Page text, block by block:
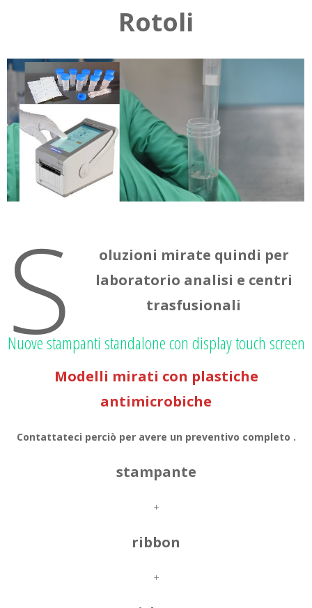
Rotoli
S
oluzioni mirate quindi per
laboratorio analisi e centri
trasfusionali
Nuove stampanti standalone con display touch screen
Modelli mirati con plastiche
antimicrobiche
Contattateci perciò per avere un preventivo completo .
stampante
+
ribbon
+